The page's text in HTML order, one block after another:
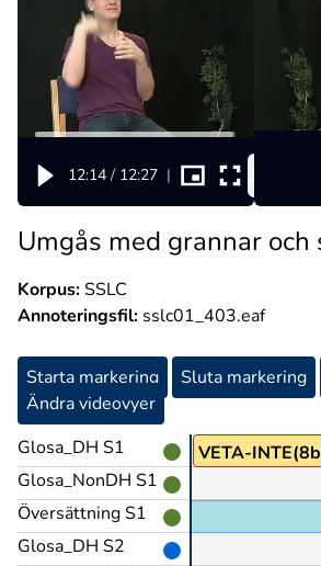
12:14 / 12:27 |
Umgås med grannar och
Korpus:SSLC
Annoteringsfil: sslc01_403.eaf
Starta markering Sluta markering
Ändra videovyer
Glosa_DH S1
Glosa_NonDH S1
Översättning S1
Glosa_DH S2
PRO1 VETA-